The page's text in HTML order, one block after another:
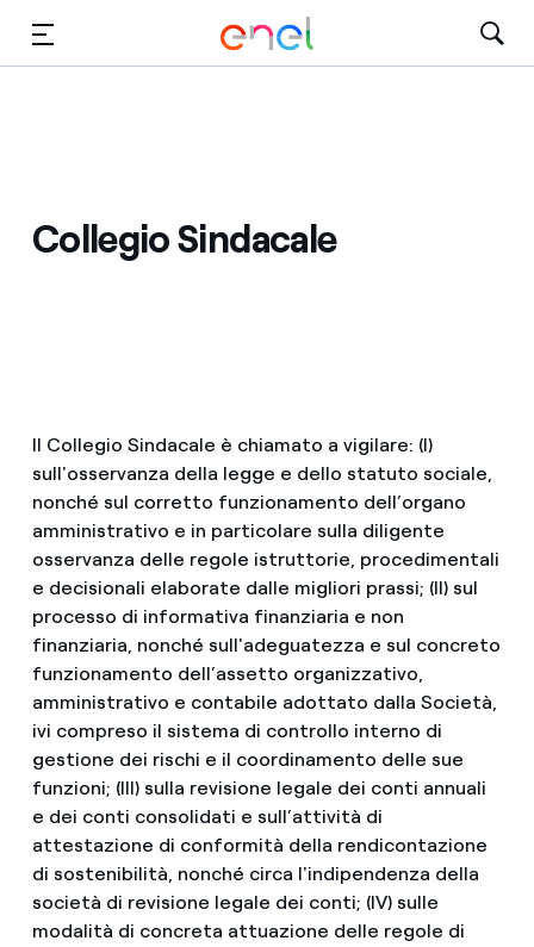
Collegio Sindacale
Il Collegio Sindacale è chiamato a vigilare: (I)
sull'osservanza della legge e dello statuto sociale,
nonché sul corretto funzionamento dell’organo
amministrativo e in particolare sulla diligente
osservanza delle regole istruttorie, procedimentali
e decisionali elaborate dalle migliori prassi; (II) sul
processo di informativa finanziaria e non
finanziaria, nonché sull'adeguatezza e sul concreto
funzionamento dell’assetto organizzativo,
amministrativo e contabile adottato dalla Società,
ivi compreso il sistema di controllo interno di
gestione dei rischi e il coordinamento delle sue
funzioni; (III) sulla revisione legale dei conti annuali
e dei conti consolidati e sull’attività di
attestazione di conformità della rendicontazione
di sostenibilità, nonché circa l'indipendenza della
società di revisione legale dei conti; (IV) sulle
modalità di concreta attuazione delle regole di